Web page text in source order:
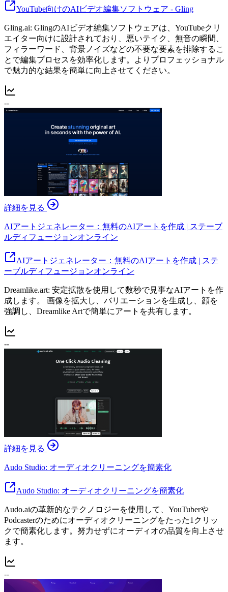
YouTube向けのAIビデオ編集ソフトウェア - Gling
Gling.ai: GlingのAIビデオ編集ソフトウェアは、YouTubeクリ
エイター向けに設計されており、悪いテイク、無音の瞬間、
フィラーワード、背景ノイズなどの不要な要素を排除するこ
とで編集プロセスを効率化します。よりプロフェッショナル
で魅力的な結果を簡単に向上させてください。
--
詳細を見る
AIアートジェネレーター：無料のAIアートを作成 | ステーブ
ルディフュージョンオンライン
AIアートジェネレーター：無料のAIアートを作成 | ステ
ーブルディフュージョンオンライン
Dreamlike.art: 安定拡散を使用して数秒で見事なAIアートを作
成します。 画像を拡大し、バリエーションを生成し、顔を
強調し、Dreamlike Artで簡単にアートを共有します。
--
詳細を見る
Audo Studio: オーディオクリーニングを簡素化
Audo Studio: オーディオクリーニングを簡素化
Audo.aiの革新的なテクノロジーを使用して、YouTuberや
Podcasterのためにオーディオクリーニングをたった1クリッ
クで簡素化します。努力せずにオーディオの品質を向上させ
ます。
--